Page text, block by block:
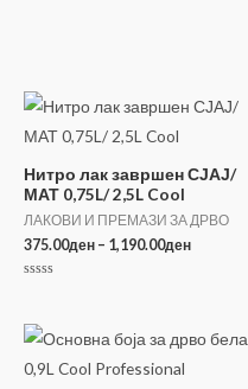
Нитро лак завршен СЈАЈ/
МАТ 0,75L/ 2,5L Cool
ЛАКОВИ И ПРЕМАЗИ ЗА ДРВО
375.00ден – 1,190.00денPrice
5